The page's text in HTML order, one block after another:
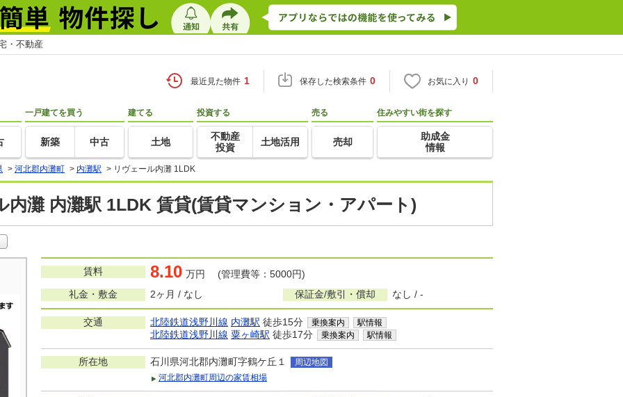
・不動産
最近見た物件 1 保存した検索条件 0 お気に入り 0
一戸建てを買う
新築 中古
建てる
土地
投資する
不動産
投資
土地活用
売る
売却
住みやすい街を探す
助成金
情報
> 河北郡内灘町 > 内灘駅 > リヴェール内灘 1LDK
内灘 内灘駅 1LDK 賃貸(賃貸マンション・アパート)
賃料 8.10 万円 (管理費等：5000円)
礼金・敷金
2ヶ月 / なし 保証金/敷引・償却 なし / -
交通 北陸鉄道浅野川線 内灘駅 徒歩15分 乗換案内 駅情報
北陸鉄道浅野川線 粟ヶ崎駅 徒歩17分 乗換案内 駅情報
所在地 石川県河北郡内灘町字鶴ケ丘１
周辺地図
河北郡内灘町周辺の家賃相場